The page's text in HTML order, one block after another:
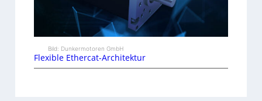
Bild: Dunkermotoren GmbH
Flexible Ethercat-Architektur